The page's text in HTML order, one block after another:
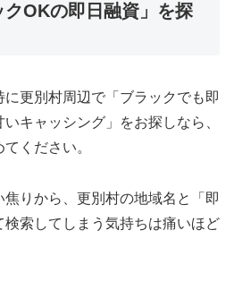
OKの即日融資」を探
更別村周辺で「ブラックでも即
キャッシング」をお探しなら、
ください。
りから、更別村の地域名と「即
検索してしまう気持ちは痛いほど